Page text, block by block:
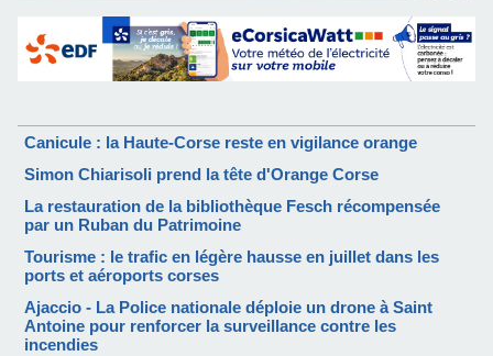
Canicule : la Haute-Corse reste en vigilance orange
Simon Chiarisoli prend la tête d'Orange Corse
La restauration de la bibliothèque Fesch récompensée
par un Ruban du Patrimoine
Tourisme : le trafic en légère hausse en juillet dans les
ports et aéroports corses
Ajaccio - La Police nationale déploie un drone à Saint
Antoine pour renforcer la surveillance contre les
incendies